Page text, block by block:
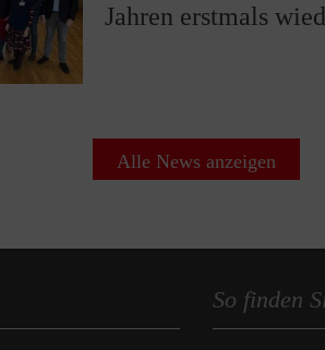
Jahren erstmals
Alle News anzeigen
So finden